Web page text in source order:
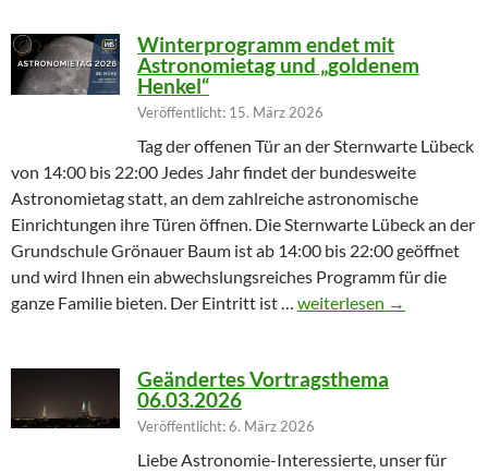
Winterprogramm endet mit
Astronomietag und „goldenem
Henkel“
Veröffentlicht: 15. März 2026
Tag der offenen Tür an der Sternwarte Lübeck
von 14:00 bis 22:00 Jedes Jahr findet der bundesweite
Astronomietag statt, an dem zahlreiche astronomische
Einrichtungen ihre Türen öffnen. Die Sternwarte Lübeck an der
Grundschule Grönauer Baum ist ab 14:00 bis 22:00 geöffnet
und wird Ihnen ein abwechslungsreiches Programm für die
ganze Familie bieten. Der Eintritt ist … Winterprogramm endet
weiterlesen →
Geändertes Vortragsthema
06.03.2026
Veröffentlicht: 6. März 2026
Liebe Astronomie-Interessierte, unser für